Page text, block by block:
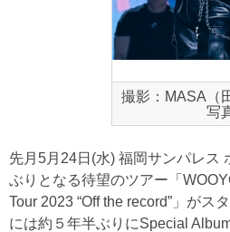
撮影：MASA（
写
先月5月24日(水) 福岡サンパレス
ぶりとなる待望のツアー「
Tour 2023 “Off the record”」がス
には約５年半ぶりにSpecial